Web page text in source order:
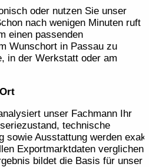
oder nutzen Sie unser
nach wenigen Minuten ruft
einen passenden
Wunschort in Passau zu
in der Werkstatt oder am
unser Fachmann Ihr
technische
sowie Ausstattung werden exakt
Exportmarktdaten verglichen.
bildet die Basis für unser